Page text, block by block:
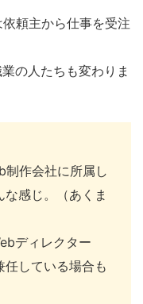
頼主から仕事を受注
の人たちも変わりま
制作会社に所属し
感じ。（あくま
ディレクター
任している場合も